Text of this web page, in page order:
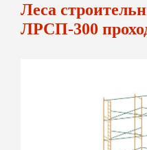
Леса
ЛРСП-300